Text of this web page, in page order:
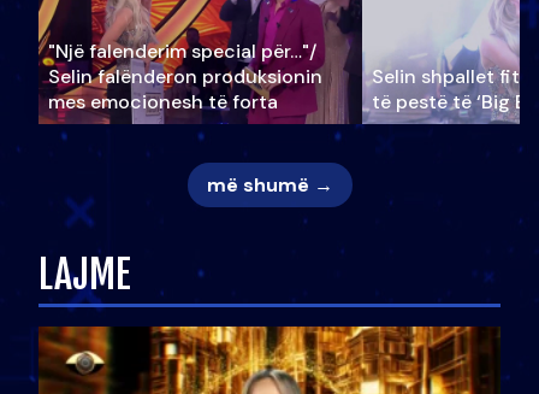
"Një falenderim special për…"/
Selin falënderon produksionin
mes emocionesh të forta
Selin shpallet
të pestë të ‘Big
më shumë →
LAJME